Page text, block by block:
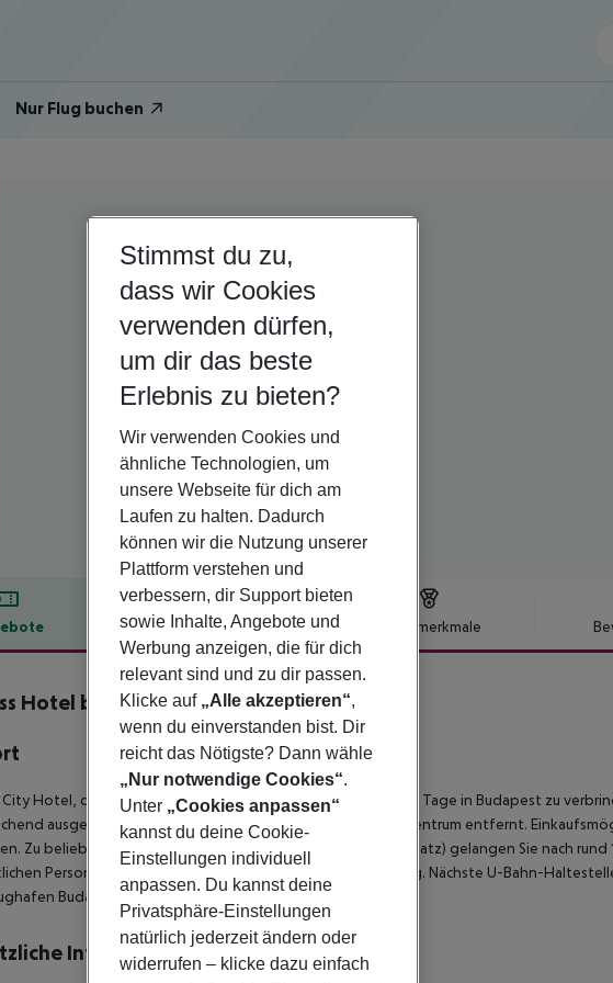
Nur Flug buchen
Hotelbeschreibung Hotelmerkmale
Hotel by Mellow Mood Hotels
3
City Hotel, das Cityhotel, lädt Sie ein, ein paar wunderschöne Tage in Budapest zu
ausgestattete Unterkunft liegt etwa 2 km vom Stadtzentrum entfernt.
Zu beliebten Sehenswürdigkeiten der Stadt (z.B. Heldenplatz) gelangen Sie nach
Personen-Nahverkehrs finden Sie in ca. 10 m Entfernung. Nächste U-Bahn-
Budapest beträgt ca. 20 km.
Informationen
Stimmst du zu,
dass wir Cookies
verwenden dürfen,
um dir das beste
Erlebnis zu bieten?
Wir verwenden Cookies und
ähnliche Technologien, um
unsere Webseite für dich am
Laufen zu halten. Dadurch
können wir die Nutzung unserer
Plattform verstehen und
verbessern, dir Support bieten
sowie Inhalte, Angebote und
Werbung anzeigen, die für dich
relevant sind und zu dir passen.
Klicke auf „Alle akzeptieren“,
wenn du einverstanden bist. Dir
reicht das Nötigste? Dann wähle
„Nur notwendige Cookies“.
Unter „Cookies anpassen“
kannst du deine Cookie-
Einstellungen individuell
anpassen. Du kannst deine
Privatsphäre-Einstellungen
natürlich jederzeit ändern oder
widerrufen – klicke dazu einfach